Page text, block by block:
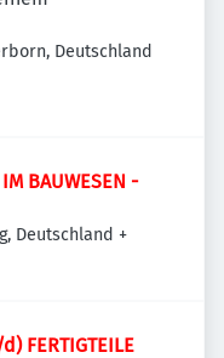
Deutschland
BAUWESEN -
Deutschland +
FERTIGTEILE